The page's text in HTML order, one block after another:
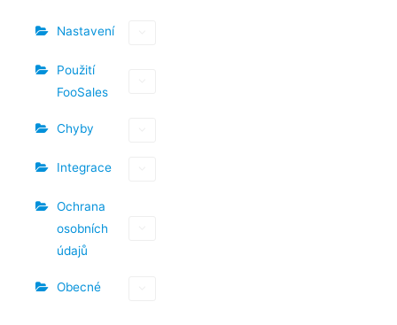
Nastavení
Použití
FooSales
Chyby
Integrace
Ochrana
osobních
údajů
Obecné